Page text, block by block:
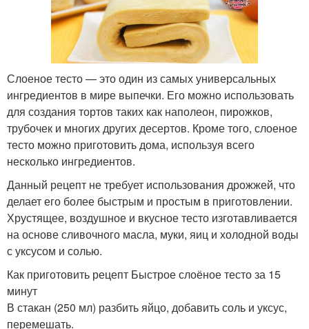
Слоеное тесто — это один из самых универсальных
ингредиентов в мире выпечки. Его можно использовать
для создания тортов таких как наполеон, пирожков,
трубочек и многих других десертов. Кроме того, слоеное
тесто можно приготовить дома, используя всего
несколько ингредиентов.
Данный рецепт не требует использования дрожжей, что
делает его более быстрым и простым в приготовлении.
Хрустящее, воздушное и вкусное тесто изготавливается
на основе сливочного масла, муки, яиц и холодной воды
с уксусом и солью.
Как приготовить рецепт Быстрое слоёное тесто за 15
минут
В стакан (250 мл) разбить яйцо, добавить соль и уксус,
перемешать.